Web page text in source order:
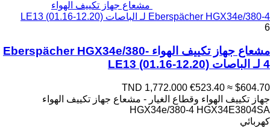
مشعاع جهاز تكييف الهواء
Eberspächer HGX34e/380-4 لـ الباصات LE13 (01.16-12.20)
6
مشعاع جهاز تكييف الهواء Eberspächer HGX34e/380-
4 لـ الباصات LE13 (01.16-12.20)
TND 1,772.000 €523.40 ≈ $604.70
جهاز تكييف الهواء وقطاع الغيار - مشعاع جهاز تكييف الهواء
HGX34e/380-4 HGX34E3804SA
كهربائي